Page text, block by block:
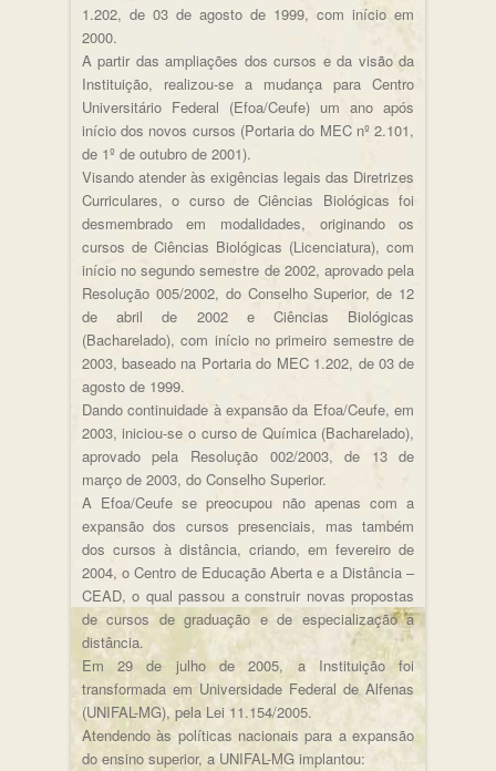
1.202, de 03 de agosto de 1999, com início em
2000.
A partir das ampliações dos cursos e da visão da
Instituição, realizou-se a mudança para Centro
Universitário Federal (Efoa/Ceufe) um ano após
início dos novos cursos (Portaria do MEC nº 2.101,
de 1º de outubro de 2001).
Visando atender às exigências legais das Diretrizes
Curriculares, o curso de Ciências Biológicas foi
desmembrado em modalidades, originando os
cursos de Ciências Biológicas (Licenciatura), com
início no segundo semestre de 2002, aprovado pela
Resolução 005/2002, do Conselho Superior, de 12
de abril de 2002 e Ciências Biológicas
(Bacharelado), com início no primeiro semestre de
2003, baseado na Portaria do MEC 1.202, de 03 de
agosto de 1999.
Dando continuidade à expansão da Efoa/Ceufe, em
2003, iniciou-se o curso de Química (Bacharelado),
aprovado pela Resolução 002/2003, de 13 de
março de 2003, do Conselho Superior.
A Efoa/Ceufe se preocupou não apenas com a
expansão dos cursos presenciais, mas também
dos cursos à distância, criando, em fevereiro de
2004, o Centro de Educação Aberta e a Distância –
CEAD, o qual passou a construir novas propostas
de cursos de graduação e de especialização a
distância.
Em 29 de julho de 2005, a Instituição foi
transformada em Universidade Federal de Alfenas
(UNIFAL-MG), pela Lei 11.154/2005.
Atendendo às políticas nacionais para a expansão
do ensino superior, a UNIFAL-MG implantou: